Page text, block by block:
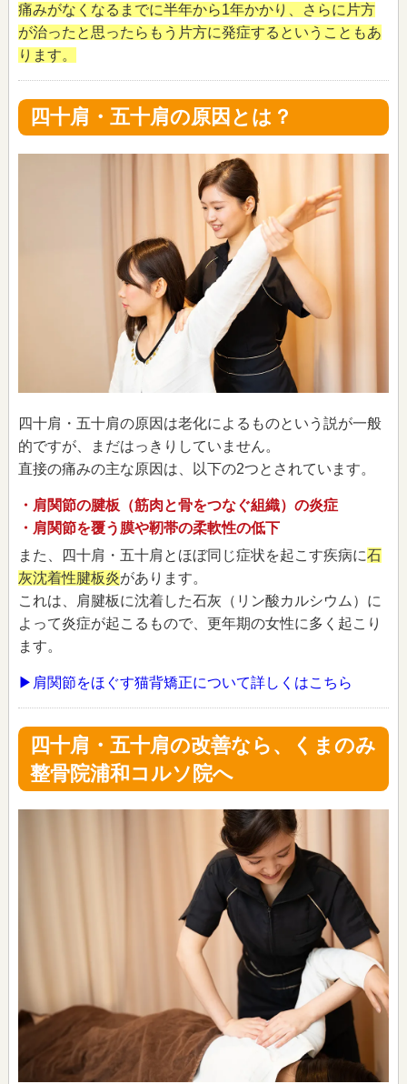
痛みがなくなるまでに半年から1年かかり、さらに片方
が治ったと思ったらもう片方に発症するということもあ
ります。
四十肩・五十肩の原因とは？
四十肩・五十肩の原因は老化によるものという説が一般
的ですが、まだはっきりしていません。
直接の痛みの主な原因は、以下の2つとされています。
・肩関節の腱板（筋肉と骨をつなぐ組織）の炎症
・肩関節を覆う膜や靭帯の柔軟性の低下
また、四十肩・五十肩とほぼ同じ症状を起こす疾病に石
灰沈着性腱板炎があります。
これは、肩腱板に沈着した石灰（リン酸カルシウム）に
よって炎症が起こるもので、更年期の女性に多く起こり
ます。
▶肩関節をほぐす猫背矯正について詳しくはこちら
四十肩・五十肩の改善なら、くまのみ
整骨院浦和コルソ院へ